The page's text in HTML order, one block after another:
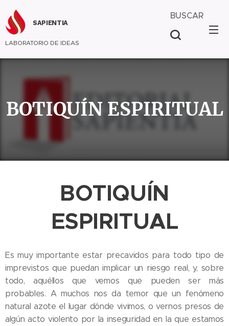
SAPIENTIA
LABORATORIO DE IDEAS
BUSCAR
BOTIQUÍN ESPIRITUAL
BOTIQUÍN
ESPIRITUAL
Es muy importante estar precavidos para todo tipo de
imprevistos que puedan implicar un riesgo real, y, sobre
todo, aquéllos que vemos que pueden ser más
probables. A muchos nos da temor que un fenómeno
natural azote el lugar dónde vivimos, o vernos presos de
algún acto violento por la inseguridad en la que estamos